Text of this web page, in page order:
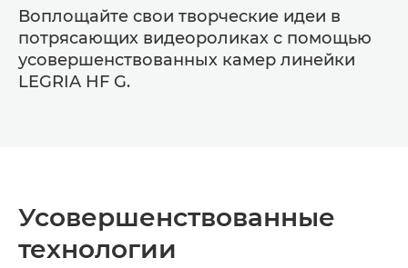
Воплощайте свои творческие идеи в
потрясающих видеороликах с помощью
усовершенствованных камер линейки
LEGRIA HF G.
Усовершенствованные
технологии